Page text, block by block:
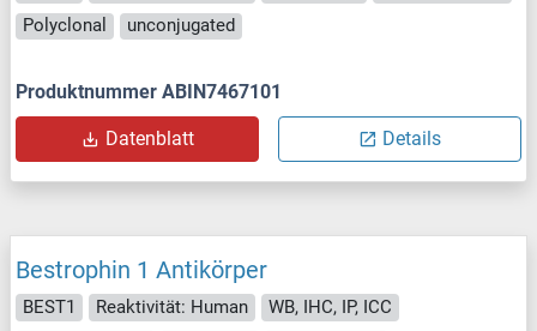
Polyclonal
unconjugated
Produktnummer ABIN7467101
Datenblatt Details
Bestrophin 1 Antikörper
BEST1 Reaktivität: Human
WB, IHC, IP, ICC